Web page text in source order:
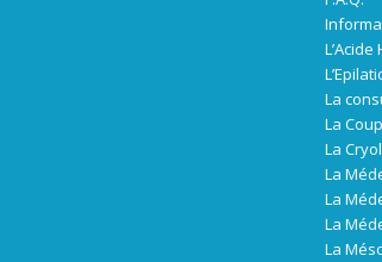
La
La
La
La
La
La
La